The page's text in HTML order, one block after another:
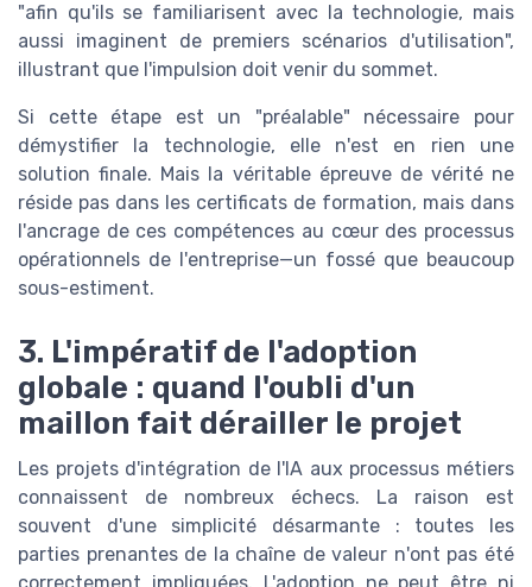
"afin qu'ils se familiarisent avec la technologie, mais
aussi imaginent de premiers scénarios d'utilisation",
illustrant que l'impulsion doit venir du sommet.
Si cette étape est un "préalable" nécessaire pour
démystifier la technologie, elle n'est en rien une
solution finale. Mais la véritable épreuve de vérité ne
réside pas dans les certificats de formation, mais dans
l'ancrage de ces compétences au cœur des processus
opérationnels de l'entreprise—un fossé que beaucoup
sous-estiment.
3. L'impératif de l'adoption
globale : quand l'oubli d'un
maillon fait dérailler le projet
Les projets d'intégration de l'IA aux processus métiers
connaissent de nombreux échecs. La raison est
souvent d'une simplicité désarmante : toutes les
parties prenantes de la chaîne de valeur n'ont pas été